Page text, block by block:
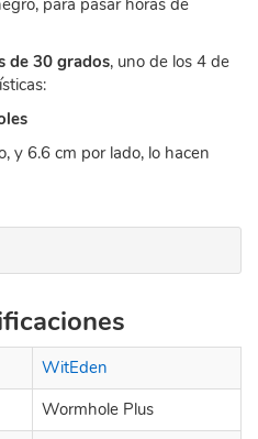
para pasar horas de
de 30 grados, uno de los 4 de
y 6.6 cm por lado, lo hacen
WitEden
Wormhole Plus